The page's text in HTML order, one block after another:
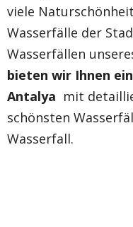
viele
Wasserfälle der
Wasserfällen
bieten wir Ihnen
Antalya mit
schönsten
Wasserfall.